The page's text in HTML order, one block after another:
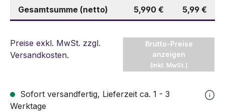
Gesamtsumme (netto) 5,990 € 5,99 €
Preise exkl. MwSt. zzgl.
Versandkosten.
Brutto-Preise
anzeigen
(inkl. MwSt.)
Sofort versandfertig, Lieferzeit ca. 1 - 3
Werktage